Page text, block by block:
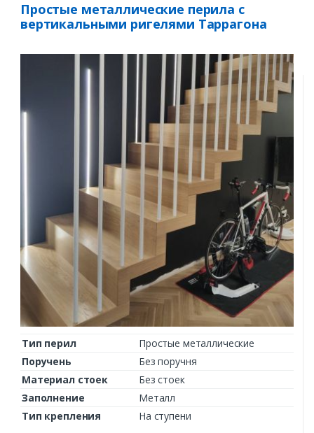
Простые металлические перила с
вертикальными ригелями Таррагона
Тип перил
Простые металлические
Поручень
Без поручня
Материал стоек
Без стоек
Заполнение
Металл
Тип крепления
На ступени